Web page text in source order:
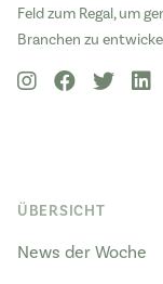
Feld zum Regal, um
Branchen zu
ÜBERSICHT
News der Woche